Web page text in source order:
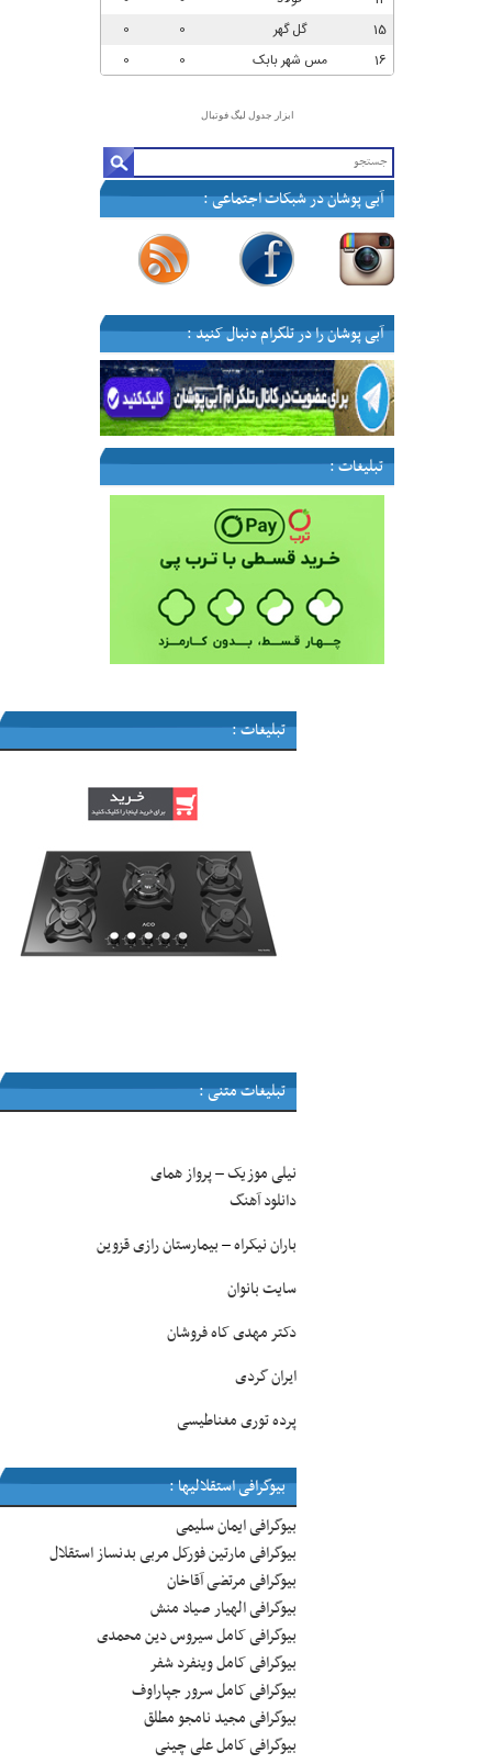
ابزار جدول لیگ فوتبال
آبی پوشان در شبکات اجتماعی :
آبی پوشان را در تلگرام دنبال کنید :
تبلیغات :
تبلیغات :
تبلیغات متنی :
نیلی موزیک–پرواز همای
دانلود آهنگ
باران نیکراه–بیمارستان رازی قزوین
سایت بانوان
دکتر مهدی کاه فروشان
ایران گردی
پرده توری مغناطیسی
بیوگرافی استقلالیها :
بیوگرافی ایمان سلیمی
بیوگرافی مارتین فورکل مربی بدنساز استقلال
بیوگرافی مرتضی آقاخان
بیوگرافی الهیار صیاد منش
بیوگرافی کامل سیروس دین محمدی
بیوگرافی کامل وینفرد شفر
بیوگرافی کامل سرور جپاراوف
بیوگرافی مجید نامجو مطلق
بیوگرافی کامل علی چینی